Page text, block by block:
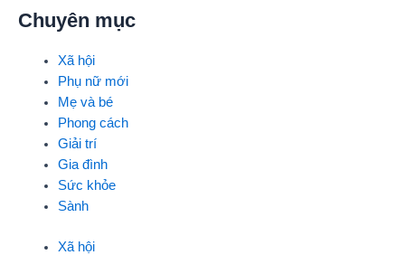
Chuyên mục
Xã hội
Phụ nữ mới
Mẹ và bé
Phong cách
Giải trí
Gia đình
Sức khỏe
Sành
Xã hội